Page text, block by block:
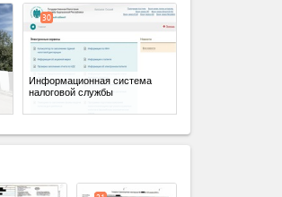
Информационная система
налоговой службы
30
expand_less